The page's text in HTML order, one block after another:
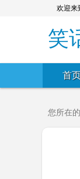
欢迎来
笑
首
您所在